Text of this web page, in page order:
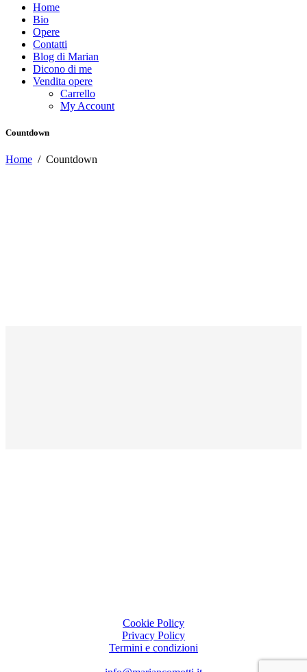
Home
Bio
Opere
Contatti
Blog di Marian
Dicono di me
Vendita opere
Carrello
My Account
Countdown
Home / Countdown
Cookie Policy
Privacy Policy
Termini e condizioni